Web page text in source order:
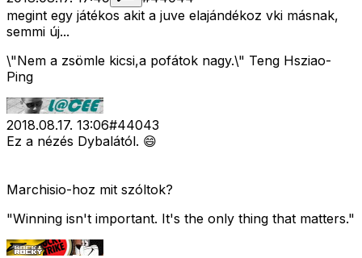
megint egy játékos akit a juve elajándékoz vki másnak,
semmi új...
\"Nem a zsömle kicsi,a pofátok nagy.\" Teng Hsziao-
Ping
2018.08.17. 13:06#44043
Ez a nézés Dybalától. 😄
Marchisio-hoz mit szóltok?
"Winning isn't important. It's the only thing that matters."